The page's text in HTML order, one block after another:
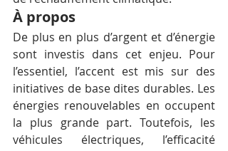
À propos
De plus en plus d’argent et d’énergie
sont investis dans cet enjeu. Pour
l’essentiel, l’accent est mis sur des
initiatives de base dites durables. Les
énergies renouvelables en occupent
la plus grande part. Toutefois, les
véhicules électriques, l’efficacité